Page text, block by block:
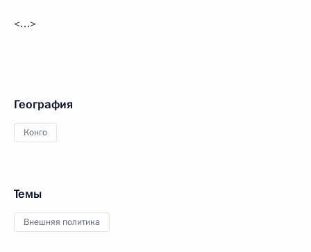
<…>
География
Конго
Темы
Внешняя политика